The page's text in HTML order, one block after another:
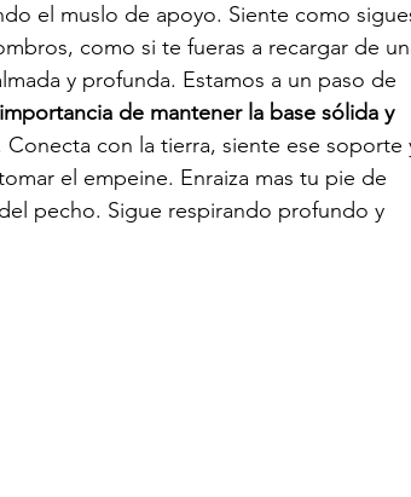
el muslo de apoyo. Siente como
como si te fueras a recargar de
y profunda. Estamos a un paso de
de mantener la base sólida y
Conecta con la tierra, siente ese soporte
el empeine. Enraiza mas tu pie de
pecho. Sigue respirando profundo y